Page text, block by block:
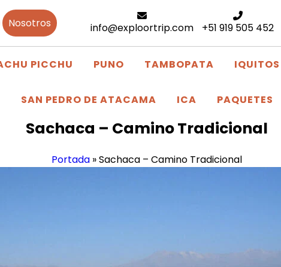
Nosotros info@exploortrip.com +51 919 505 452
PICCHU PUNO TAMBOPATA IQUITOS
SAN PEDRO DE ATACAMA ICA PAQUETES
Sachaca – Camino Tradicional
Portada »Sachaca – Camino Tradicional